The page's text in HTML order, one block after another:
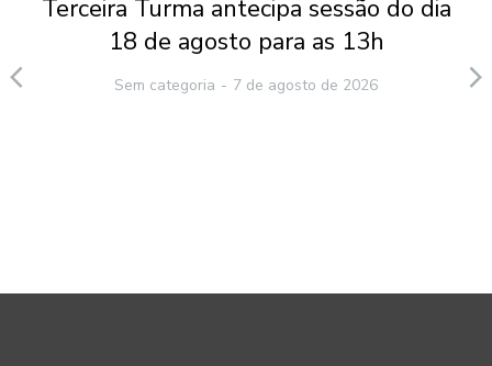
Terceira Turma antecipa sessão do dia
18 de agosto para as 13h
Sem categoria 7 de agosto de 2026